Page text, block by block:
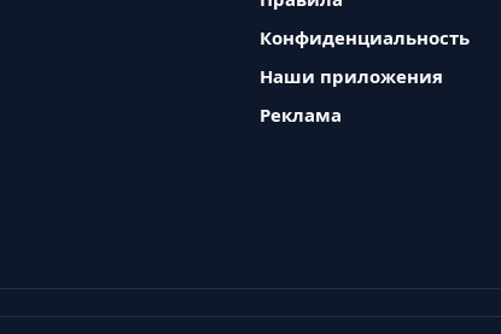
Конфиденциальность
Наши приложения
Реклама